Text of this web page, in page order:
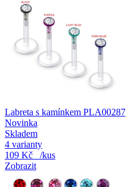
Labreta s kamínkem PLA00287
Novinka
Skladem
4 varianty
109 Kč
/kus
Zobrazit